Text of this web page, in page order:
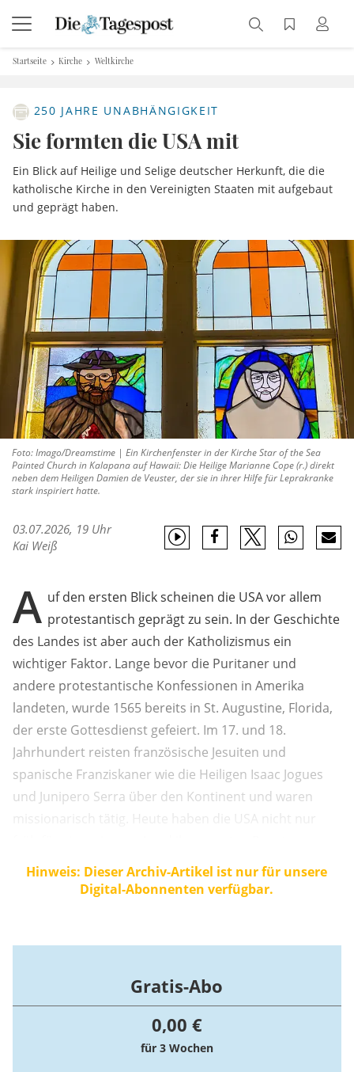
Startseite Kirche Weltkirche
250 JAHRE UNABHÄNGIGKEIT
Sie formten die USA mit
Ein Blick auf Heilige und Selige deutscher Herkunft, die die
katholische Kirche in den Vereinigten Staaten mit aufgebaut
und geprägt haben.
Foto: Imago/Dreamstime | Ein Kirchenfenster in der Kirche Star of the Sea
Painted Church in Kalapana auf Hawaii: Die Heilige Marianne Cope (r.) direkt
neben dem Heiligen Damien de Veuster, der sie in ihrer Hilfe für Leprakranke
stark inspiriert hatte.
03.07.2026, 19 Uhr
Kai Weiß
A uf den ersten Blick scheinen die USA vor allem
protestantisch geprägt zu sein. In der Geschichte
des Landes ist aber auch der Katholizismus ein
wichtiger Faktor. Lange bevor die Puritaner und
andere protestantische Konfessionen in Amerika
landeten, wurde 1565 bereits in St. Augustine, Florida,
der erste Gottesdienst gefeiert. Im 17. und 18.
Jahrhundert reisten französische Jesuiten und
spanische Franziskaner wie die Heiligen Isaac Jogues
und Junipero Serra über den Kontinent und waren
missionarisch tätig. Heute haben die USA nicht nur
sondern auch zahlreiche Heilige hervorgebracht.
Hinweis: Dieser Archiv-Artikel ist nur für unsere
Digital-Abonnenten verfügbar.
Gratis-Abo
0,00 €
für 3 Wochen